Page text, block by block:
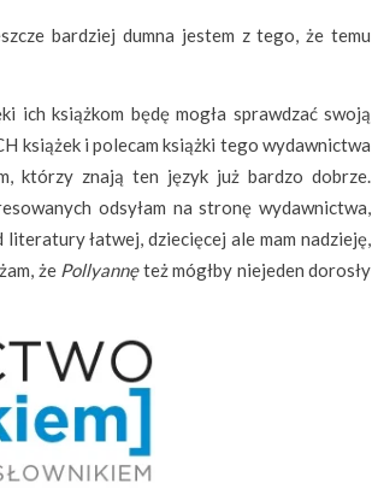
bardziej dumna jestem z tego, że temu
ich książkom będę mogła sprawdzać swoją
książek i polecam książki tego wydawnictwa
którzy znają ten język już bardzo dobrze.
odsyłam na stronę wydawnictwa,
łatwej, dziecięcej ale mam nadzieję,
że Pollyannęteż mógłby niejeden dorosły